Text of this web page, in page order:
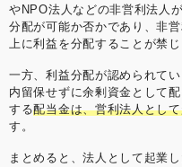
やNPO法人などの非営利法人
分配が可能か否かであり、非
上に利益を分配することが禁
一方、利益分配が認められて
内留保せずに余剰資金として
する配当金は、営利法人とし
す。
まとめると、法人として起業